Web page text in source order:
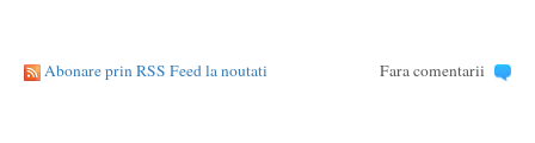
Abonare prin RSS Feed la noutati Fara comentarii